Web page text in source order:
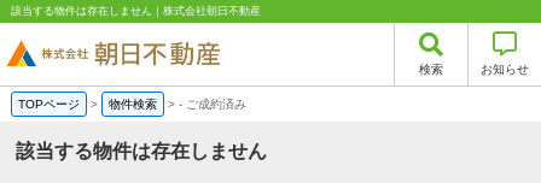
該当する物件は存在しません｜株式会社朝日不動産
検索 お知らせ
TOPページ > 物件検索 >- ご成約済み
該当する物件は存在しません